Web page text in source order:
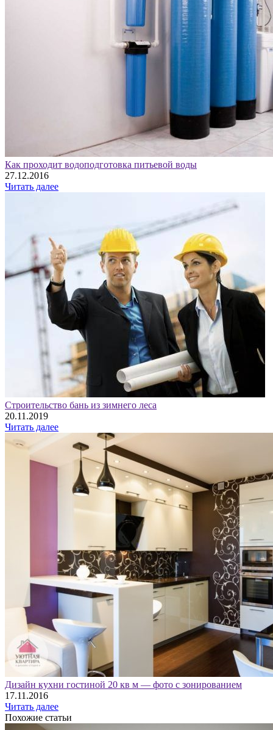
Как проходит водоподготовка питьевой воды
27.12.2016
Читать далее
Строительство бань из зимнего леса
20.11.2019
Читать далее
Дизайн кухни гостиной 20 кв м — фото с зонированием
17.11.2016
Читать далее
Похожие статьи